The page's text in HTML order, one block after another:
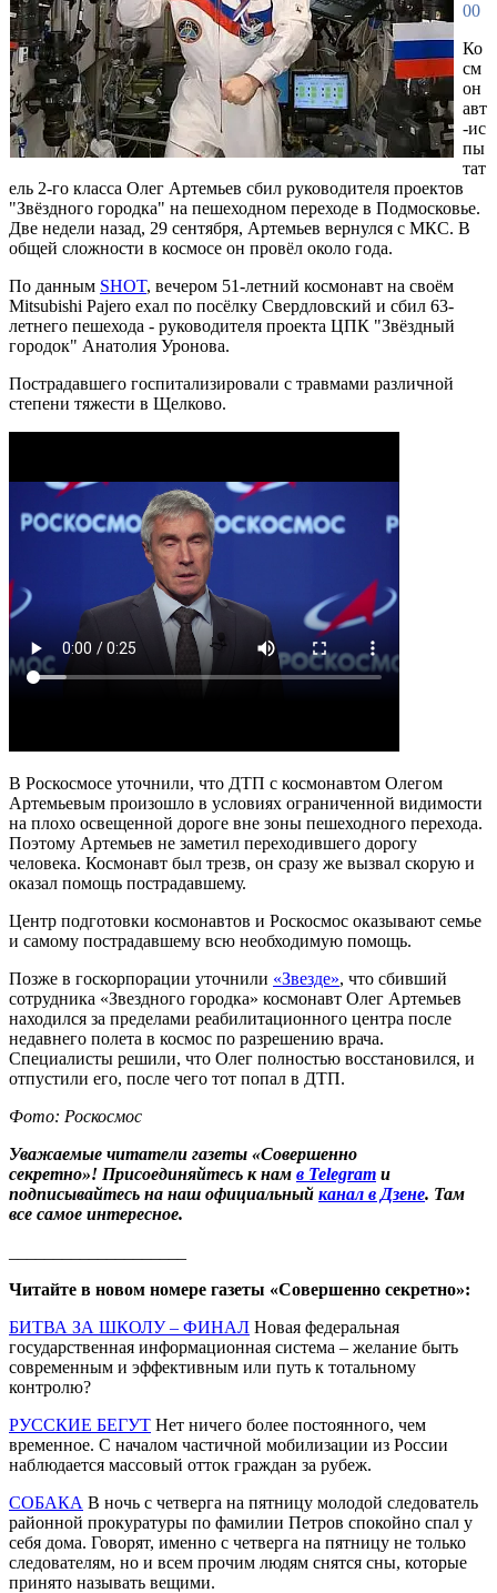
00
Ко
см
он
авт
-ис
пы
тат
ель 2-го класса Олег Артемьев сбил руководителя проектов
"Звёздного городка" на пешеходном переходе в Подмосковье.
Две недели назад, 29 сентября, Артемьев вернулся с МКС. В
общей сложности в космосе он провёл около года.
По данным SHOT, вечером 51-летний космонавт на своём
Mitsubishi Pajero ехал по посёлку Свердловский и сбил 63-
летнего пешехода - руководителя проекта ЦПК "Звёздный
городок" Анатолия Уронова.
Пострадавшего госпитализировали с травмами различной
степени тяжести в Щелково.
В Роскосмосе уточнили, что ДТП с космонавтом Олегом
Артемьевым произошло в условиях ограниченной видимости
на плохо освещенной дороге вне зоны пешеходного перехода.
Поэтому Артемьев не заметил переходившего дорогу
человека. Космонавт был трезв, он сразу же вызвал скорую и
оказал помощь пострадавшему.
Центр подготовки космонавтов и Роскосмос оказывают семье
и самому пострадавшему всю необходимую помощь.
Позже в госкорпорации уточнили «Звезде», что сбивший
сотрудника «Звездного городка» космонавт Олег Артемьев
находился за пределами реабилитационного центра после
недавнего полета в космос по разрешению врача.
Специалисты решили, что Олег полностью восстановился, и
отпустили его, после чего тот попал в ДТП.
Фото: Роскосмос
Уважаемые читатели газеты «Совершенно
секретно»! Присоединяйтесь к нам в Telegram и
подписывайтесь на наш официальный канал в Дзене. Там
все самое интересное.
Читайте в новом номере газеты «Совершенно секретно»:
БИТВА ЗА ШКОЛУ – ФИНАЛ Новая федеральная
государственная информационная система – желание быть
современным и эффективным или путь к тотальному
контролю?
РУССКИЕ БЕГУТ Нет ничего более постоянного, чем
временное. С началом частичной мобилизации из России
наблюдается массовый отток граждан за рубеж.
СОБАКА В ночь с четверга на пятницу молодой следователь
районной прокуратуры по фамилии Петров спокойно спал у
себя дома. Говорят, именно с четверга на пятницу не только
следователям, но и всем прочим людям снятся сны, которые
принято называть вещими.